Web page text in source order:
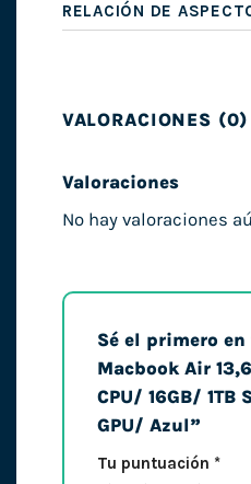
RELACIÓN DE
VALORACIONES (0)
Valoraciones
No hay valoraciones
Sé el primero
Macbook Air
CPU/ 16GB/ 1TB
GPU/ Azul”
Tu puntuación *